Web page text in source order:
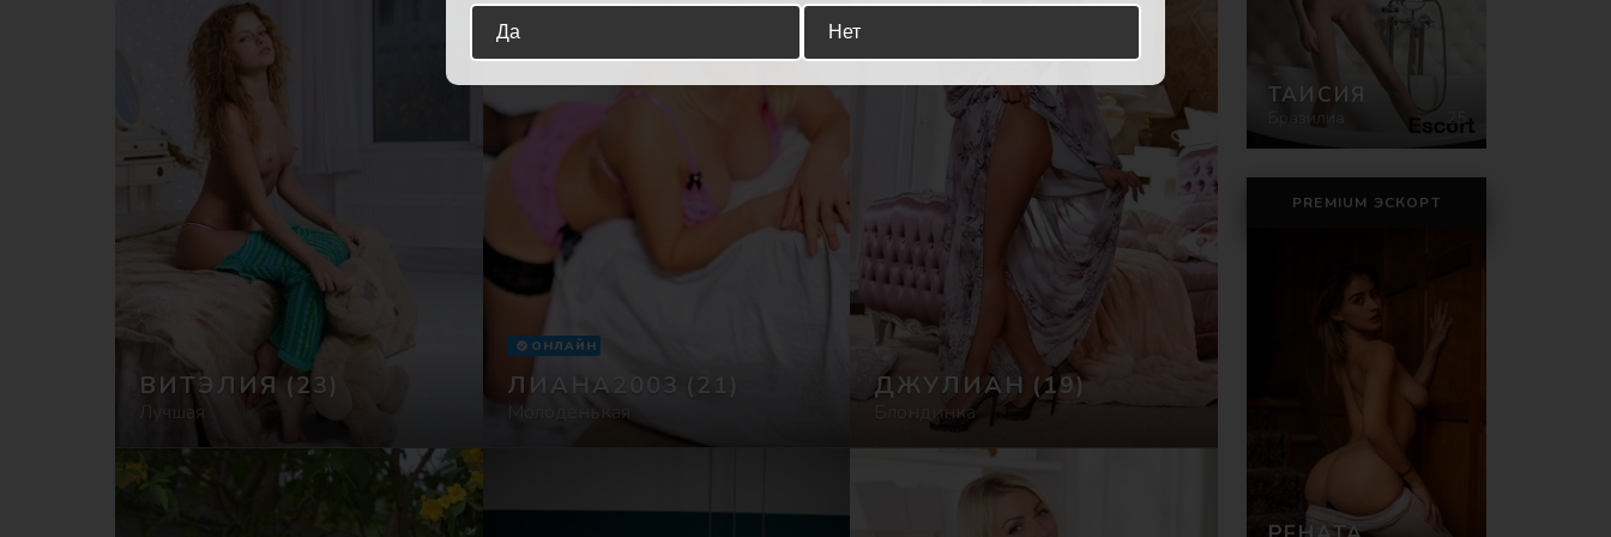
ВИТЭЛИЯ (23)
Лучшая
ЛИАНА2003 (21)
Молоденькая
ОНЛАЙН
ДЖУЛИАН (19)
Блондинка
ТАИСИЯ
25
PREMIUM ЭСКОРТ
Да Нет